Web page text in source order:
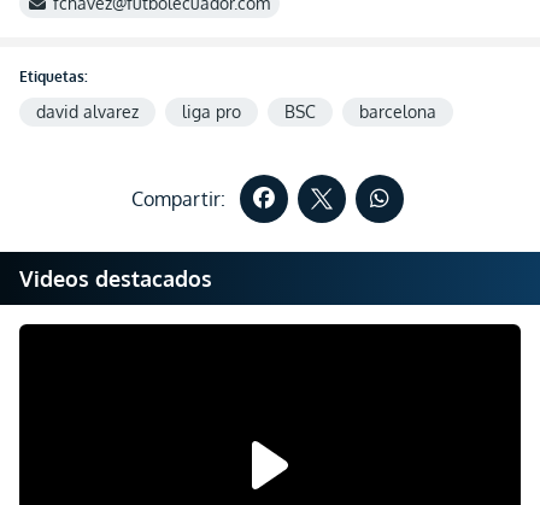
Etiquetas:
david alvarez liga pro BSC barcelona
Compartir:
Videos destacados